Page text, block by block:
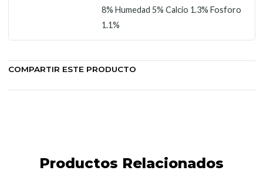
8% Humedad 5% Calcio 1.3% Fosforo
1.1%
COMPARTIR ESTE PRODUCTO
Productos Relacionados